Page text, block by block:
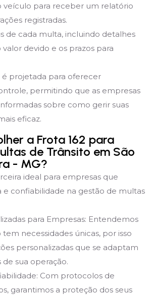
veículo para receber um relatório
registradas.
de cada multa, incluindo detalhes
valor devido e os prazos para
é projetada para oferecer
permitindo que as empresas
sobre como gerir suas
eficaz.
a Frota 162 para
de Trânsito em São
- MG?
ideal para empresas que
e confiabilidade na gestão de multas
para Empresas: Entendemos
necessidades únicas, por isso
personalizadas que se adaptam
sua operação.
Com protocolos de
garantimos a proteção dos seus